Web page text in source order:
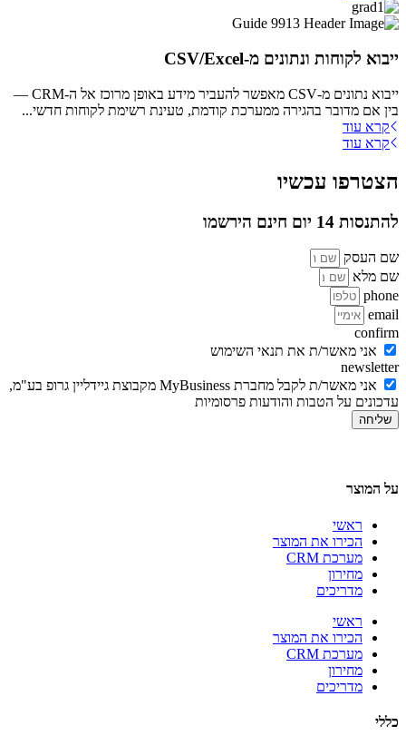
ייבוא לקוחות ונתונים מ-CSV/Excel
ייבוא נתונים מ-CSV מאפשר להעביר מידע באופן מרוכז אל ה-CRM —
בין אם מדובר בהגירה ממערכת קודמת, טעינת רשימת לקוחות חדשי...
קרא עוד
קרא עוד
הצטרפו עכשיו
להתנסות 14 יום חינם הירשמו
שם העסק
שם מלא
phone
email
confirm
אני מאשר/ת את תנאי השימוש
newsletter
אני מאשר/ת לקבל מחברת MyBusiness מקבוצת גיידליין גרופ בע"מ,
עדכונים על הטבות והודעות פרסומיות
שליחה
על המוצר
ראשי
הכירו את המוצר
מערכת CRM
מחירון
מדריכים
ראשי
הכירו את המוצר
מערכת CRM
מחירון
מדריכים
כללי